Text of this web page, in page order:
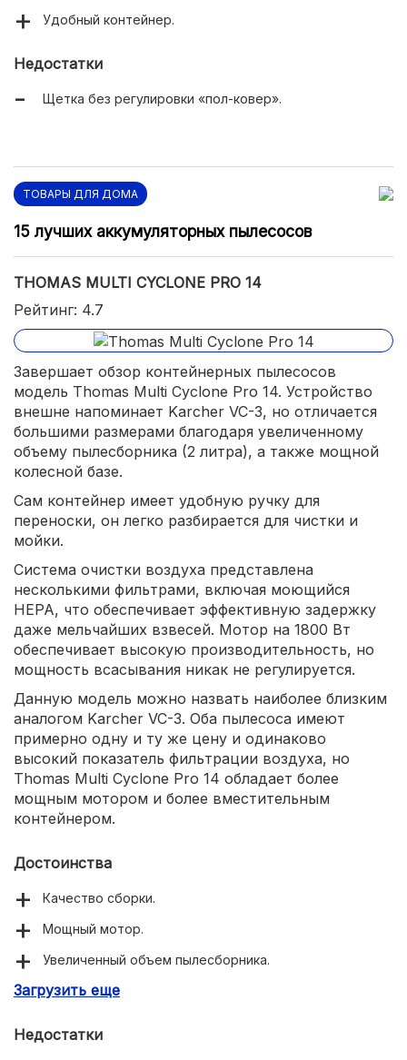
Удобный контейнер.
Недостатки
Щетка без регулировки «пол-ковер».
ТОВАРЫ ДЛЯ ДОМА
15 лучших аккумуляторных пылесосов
THOMAS MULTI CYCLONE PRO 14
Рейтинг: 4.7
Завершает обзор контейнерных пылесосов
модель Thomas Multi Cyclone Pro 14. Устройство
внешне напоминает Karcher VC-3, но отличается
большими размерами благодаря увеличенному
объему пылесборника (2 литра), а также мощной
колесной базе.
Сам контейнер имеет удобную ручку для
переноски, он легко разбирается для чистки и
мойки.
Система очистки воздуха представлена
несколькими фильтрами, включая моющийся
НЕРА, что обеспечивает эффективную задержку
даже мельчайших взвесей. Мотор на 1800 Вт
обеспечивает высокую производительность, но
мощность всасывания никак не регулируется.
Данную модель можно назвать наиболее близким
аналогом Karcher VC-3. Оба пылесоса имеют
примерно одну и ту же цену и одинаково
высокий показатель фильтрации воздуха, но
Thomas Multi Cyclone Pro 14 обладает более
мощным мотором и более вместительным
контейнером.
Достоинства
Качество сборки.
Мощный мотор.
Увеличенный объем пылесборника.
Моющийся НЕРА фильтр.
Загрузить еще
Недостатки